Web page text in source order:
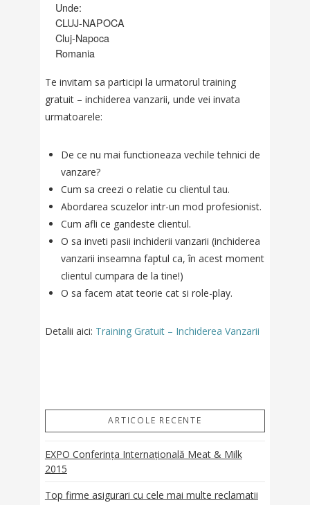
Unde:
CLUJ-NAPOCA
Cluj-Napoca
Romania
Te invitam sa participi la urmatorul training
gratuit – inchiderea vanzarii, unde vei invata
urmatoarele:
De ce nu mai functioneaza vechile tehnici de
vanzare?
Cum sa creezi o relatie cu clientul tau.
Abordarea scuzelor intr-un mod profesionist.
Cum afli ce gandeste clientul.
O sa inveti pasii inchiderii vanzarii (inchiderea
vanzarii inseamna faptul ca, în acest moment
clientul cumpara de la tine!)
O sa facem atat teorie cat si role-play.
Detalii aici: Training Gratuit – Inchiderea Vanzarii
ARTICOLE RECENTE
EXPO Conferința Internațională Meat & Milk
2015
Top firme asigurari cu cele mai multe reclamatii